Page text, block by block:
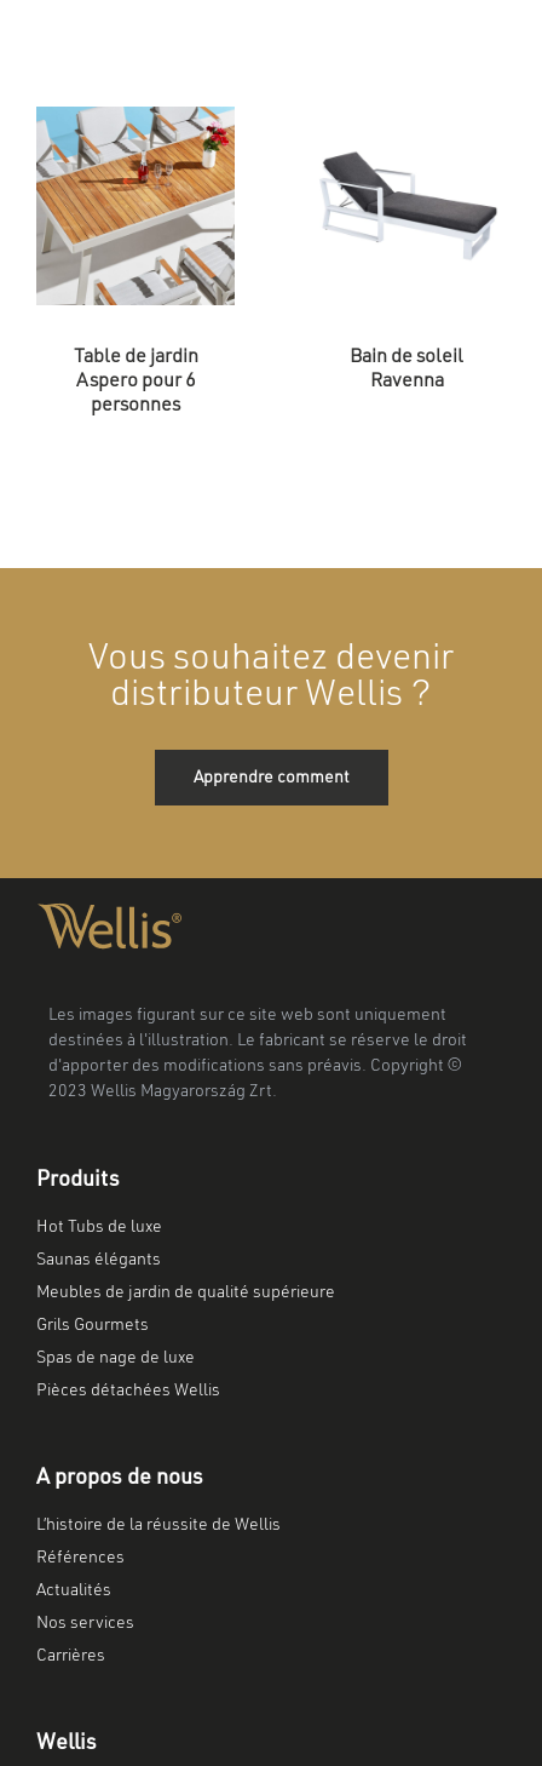
Table de jardin
Aspero pour 6
personnes
Bain de soleil
Ravenna
Vous souhaitez devenir
distributeur Wellis ?
Apprendre comment
Les images figurant sur ce site web sont uniquement
destinées à l'illustration. Le fabricant se réserve le droit
d'apporter des modifications sans préavis. Copyright ©
2023 Wellis Magyarország Zrt.
Produits
Hot Tubs de luxe
Saunas élégants
Meubles de jardin de qualité supérieure
Grils Gourmets
Spas de nage de luxe
Pièces détachées Wellis
A propos de nous
L’histoire de la réussite de Wellis
Références
Actualités
Nos services
Carrières
Wellis